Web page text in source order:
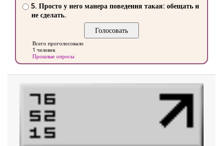
5. Просто у него манера поведения такая: обещать и
не сделать.
Всего проголосовало
1 человек
Прошлые опросы